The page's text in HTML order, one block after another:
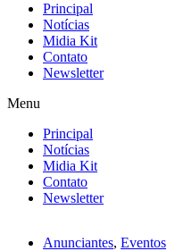
Principal
Notícias
Midia Kit
Contato
Newsletter
Menu
Principal
Notícias
Midia Kit
Contato
Newsletter
Anunciantes, Eventos